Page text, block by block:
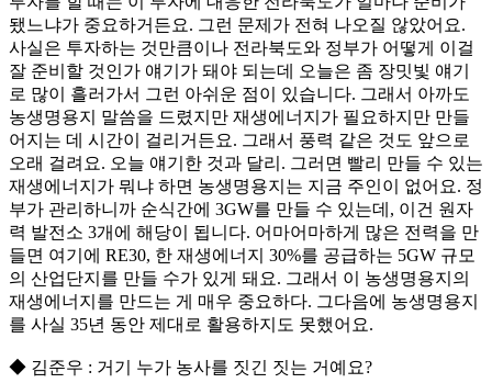
됐느냐가 중요하거든요. 그런 문제가 전혀 나오질 않았어요.
사실은 투자하는 것만큼이나 전라북도와 정부가 어떻게 이걸
잘 준비할 것인가 얘기가 돼야 되는데 오늘은 좀 장밋빛 얘기
로 많이 흘러가서 그런 아쉬운 점이 있습니다. 그래서 아까도
농생명용지 말씀을 드렸지만 재생에너지가 필요하지만 만들
어지는 데 시간이 걸리거든요. 그래서 풍력 같은 것도 앞으로
오래 걸려요. 오늘 얘기한 것과 달리. 그러면 빨리 만들 수 있는
재생에너지가 뭐냐 하면 농생명용지는 지금 주인이 없어요. 정
부가 관리하니까 순식간에 3GW를 만들 수 있는데, 이건 원자
력 발전소 3개에 해당이 됩니다. 어마어마하게 많은 전력을 만
들면 여기에 RE30, 한 재생에너지 30%를 공급하는 5GW 규모
의 산업단지를 만들 수가 있게 돼요. 그래서 이 농생명용지의
재생에너지를 만드는 게 매우 중요하다. 그다음에 농생명용지
를 사실 35년 동안 제대로 활용하지도 못했어요.
◆ 김준우 : 거기 누가 농사를 짓긴 짓는 거예요?